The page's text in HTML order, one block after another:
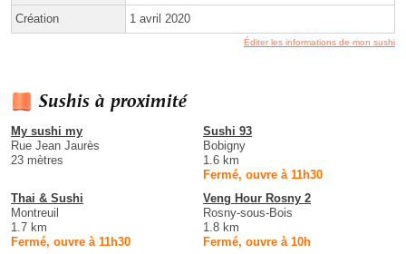
Création 1 avril 2020
Éditer les informations de mon sushi
Sushis à proximité
My sushi my
Rue Jean Jaurès
23 mètres
Sushi 93
Bobigny
1.6 km
Fermé, ouvre à 11h30
Thai & Sushi
Montreuil
1.7 km
Fermé, ouvre à 11h30
Veng Hour Rosny 2
Rosny-sous-Bois
1.8 km
Fermé, ouvre à 10h